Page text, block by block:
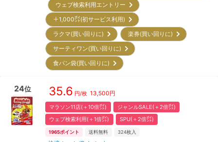
ウェブ検索利用エントリー
＋1,000㌽(初サービス利用)
ラクマ(買い回りに)
楽券(買い回りに)
サーティワン(買い回りに)
食パン袋(買い回りに)
24位 35.6 円/枚 13,500円
マラソン11店(＋10倍㌽)
ジャンルSALE(＋2倍㌽)
ウェブ検索利用(＋1倍㌽)
SPU(＋2倍㌽)
1965ポイント 送料無料 324枚入